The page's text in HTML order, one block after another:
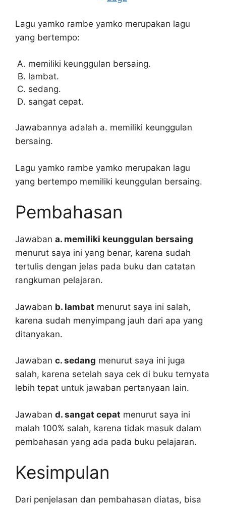
Lagu yamko rambe yamko merupakan lagu
yang bertempo:
memiliki keunggulan bersaing.
lambat.
sedang.
sangat cepat.
Jawabannya adalah a. memiliki keunggulan
bersaing.
Lagu yamko rambe yamko merupakan lagu
yang bertempo memiliki keunggulan bersaing.
Pembahasan
Jawaban a. memiliki keunggulan bersaing
menurut saya ini yang benar, karena sudah
tertulis dengan jelas pada buku dan catatan
rangkuman pelajaran.
Jawaban b. lambat menurut saya ini salah,
karena sudah menyimpang jauh dari apa yang
ditanyakan.
Jawaban c. sedang menurut saya ini juga
salah, karena setelah saya cek di buku ternyata
lebih tepat untuk jawaban pertanyaan lain.
Jawaban d. sangat cepat menurut saya ini
malah 100% salah, karena tidak masuk dalam
pembahasan yang ada pada buku pelajaran.
Kesimpulan
Dari penjelasan dan pembahasan diatas, bisa